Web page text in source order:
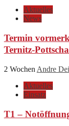
Aktuelles
News
Termin
Ternitz-
2 Wochen Andre
Aktuelles
Einsatz
T1 –